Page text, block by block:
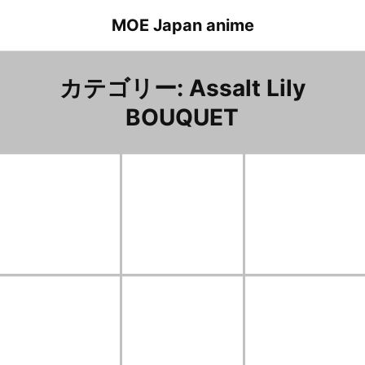
content
MOE Japan anime
カテゴリー: Assalt Lily
BOUQUET
Assault lily BOUQUET Episode 10 Miliam.Hildegard.Von.Guropius
アサルトリリィブーケ １０話 ミリアム・ヒルデガルド・フォン・グロピウス Assault lily BOUQUET Episode 7
アサルトリリィブーケ ７話 ミリアム・ヒルデガルド・フォン・グロピウス Assault lily
アサルトリリィブーケ ７話 ミリアム・ヒルデガルド・フォン・グロピウス
Assault lily BOUQUET Episode 5 Miliam.Hildegard.Von.Guropius
アサルトリリィブーケ ５話 ミリアム・ヒルデガルド・フォン・グロピウス Assault lily BOUQUET Episode 2 Hitotsuyanagi.Riri
アサルトリリィブーケ ２話 一柳梨璃 Assault lily BOUQUET
アサルトリリィブーケ １話 一柳梨璃